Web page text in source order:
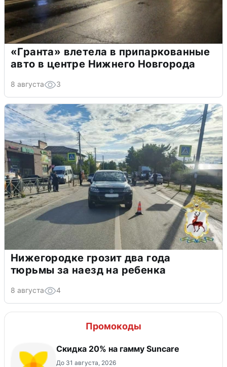
«Гранта» влетела в припаркованные
авто в центре Нижнего Новгорода
8 августа 3
Нижегородке грозит два года
тюрьмы за наезд на ребенка
8 августа 4
Промокоды
Скидка 20% на гамму Suncare
До 31 августа, 2026